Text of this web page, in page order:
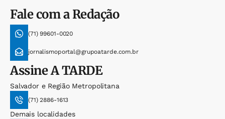
Fale com a Redação
(71) 99601-0020
jornalismoportal@grupoatarde.com.br
AssineA TARDE
Salvador e Região Metropolitana
(71) 2886-1613
Demais localidades